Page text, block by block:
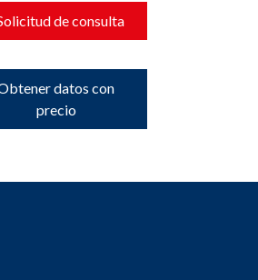
de consulta
datos con
precio